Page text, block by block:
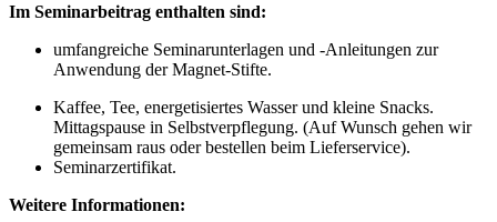
Im Seminarbeitrag enthalten sind:
umfangreiche Seminarunterlagen und -Anleitungen zur
Anwendung der Magnet-Stifte.
Kaffee, Tee, energetisiertes Wasser und kleine Snacks.
Mittagspause in Selbstverpflegung. (Auf Wunsch gehen wir
gemeinsam raus oder bestellen beim Lieferservice).
Seminarzertifikat.
Weitere Informationen: